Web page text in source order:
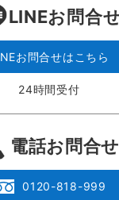
LINEお問合
お問合せはこちら
24時間受付
電話お問合せ
0120-818-999